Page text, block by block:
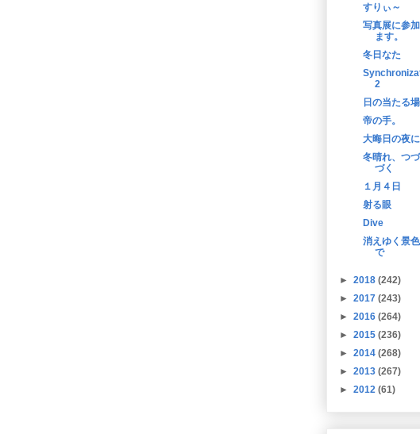
すりぃ～
写真展に参
ます。
冬日なた
2
日の当たる
帝の手。
大晦日の夜
冬晴れ、つ
づく
１月４日
射る眼
Dive
消えゆく景
で
► 2018 (242)
► 2017 (243)
► 2016 (264)
► 2015 (236)
► 2014 (268)
► 2013 (267)
► 2012 (61)